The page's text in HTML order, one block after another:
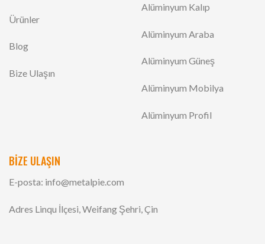
Ürünler
Blog
Bize Ulaşın
Alüminyum Kalıp
Alüminyum Araba
Alüminyum Güneş
Alüminyum Mobilya
Alüminyum Profil
BİZE ULAŞIN
E-posta: info@metalpie.com
Adres Linqu İlçesi, Weifang Şehri, Çin